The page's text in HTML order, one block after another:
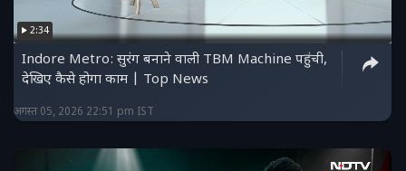
2:34
Indore Metro: सुरंग बनाने वाली TBM Machine पहुंची,
देखिए कैसे होगा काम | Top News
अगस्त 05, 2026 22:51 pm IST